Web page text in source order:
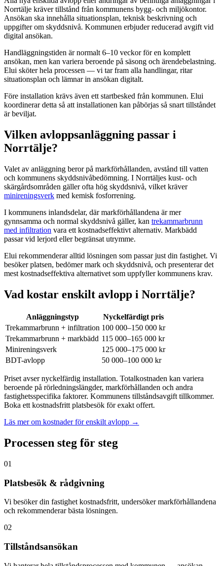
Norrtälje kräver tillstånd från kommunens bygg- och miljökontor.
Ansökan ska innehålla situationsplan, teknisk beskrivning och
uppgifter om skyddsnivå. Kommunen erbjuder reducerad avgift vid
digital ansökan.
Handläggningstiden är normalt 6–10 veckor för en komplett
ansökan, men kan variera beroende på säsong och ärendebelastning.
Elui sköter hela processen — vi tar fram alla handlingar, ritar
situationsplan och lämnar in ansökan digitalt.
Före installation krävs även ett startbesked från kommunen. Elui
koordinerar detta så att installationen kan påbörjas så snart tillståndet
är beviljat.
Vilken avloppsanläggning passar i
Norrtälje?
Valet av anläggning beror på markförhållanden, avstånd till vatten
och kommunens skyddsnivåbedömning. I Norrtäljes kust- och
skärgårdsområden gäller ofta hög skyddsnivå, vilket kräver
minireningsverk med kemisk fosforrening.
I kommunens inlandsdelar, där markförhållandena är mer
gynnsamma och normal skyddsnivå gäller, kan trekammarbrunn
med infiltration vara ett kostnadseffektivt alternativ. Markbädd
passar vid lerjord eller begränsat utrymme.
Elui rekommenderar alltid lösningen som passar just din fastighet. Vi
besöker platsen, bedömer mark och skyddsnivå, och presenterar det
mest kostnadseffektiva alternativet som uppfyller kommunens krav.
Vad kostar enskilt avlopp i Norrtälje?
Anläggningstyp
Nyckelfärdigt pris
Trekammarbrunn + infiltration 100 000–150 000 kr
Trekammarbrunn + markbädd 115 000–165 000 kr
Minireningsverk
125 000–175 000 kr
BDT-avlopp
50 000–100 000 kr
Priset avser nyckelfärdig installation. Totalkostnaden kan variera
beroende på rörledningslängder, markförhållanden och andra
fastighetsspecifika faktorer. Kommunens tillståndsavgift tillkommer.
Boka ett kostnadsfritt platsbesök för exakt offert.
Läs mer om kostnader för enskilt avlopp →
Processen steg för steg
01
Platsbesök & rådgivning
Vi besöker din fastighet kostnadsfritt, undersöker markförhållandena
och rekommenderar bästa lösningen.
02
Tillståndsansökan